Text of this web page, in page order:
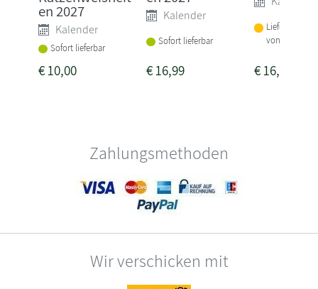
en 2027
Kalender
Sofort lieferbar
€10,00
Kalender
Sofort lieferbar
€16,99
Lieferbar
von 3
€16,00
Zahlungsmethoden
Wir verschicken mit